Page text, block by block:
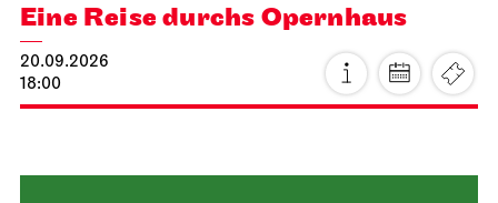
Eine Reise durchs Opernhaus
20.09.2026
18:00